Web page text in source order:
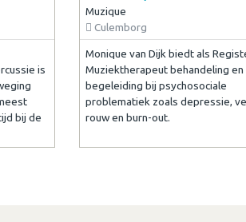
is
bij de
Muzique
Culemborg
Monique van Dijk biedt als
Muziektherapeut behandeling en
begeleiding bij psychosociale
problematiek zoals depressie,
rouw en burn-out.